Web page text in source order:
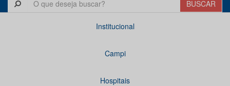
Institucional
Campi
Hospitais